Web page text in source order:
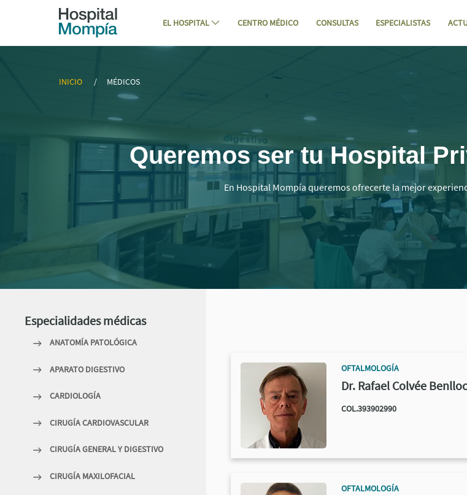
Navegación
Saltar al contenido
EL HOSPITAL CENTRO MÉDICO CONSULTAS ESPECIALISTAS
▷ Mejores Médicos Especialistas en Cantabria | Mompia - Hospital
INICIO MÉDICOS
Queremos ser tu Hospital
En Hospital Mompía queremos ofrecerte la mejor
Especialidades médicas
ANATOMÍA PATOLÓGICA
APARATO DIGESTIVO
CARDIOLOGÍA
CIRUGÍA CARDIOVASCULAR
CIRUGÍA GENERAL Y DIGESTIVO
CIRUGÍA MAXILOFACIAL
OFTALMOLOGÍA
Dr. Rafael Colvée
COL.393902990
OFTALMOLOGÍA